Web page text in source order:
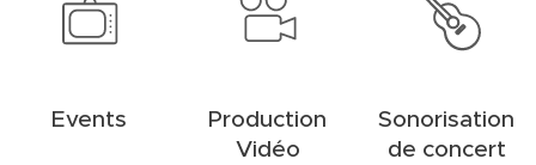
Events
Production
Vidéo
Sonorisation
de concert